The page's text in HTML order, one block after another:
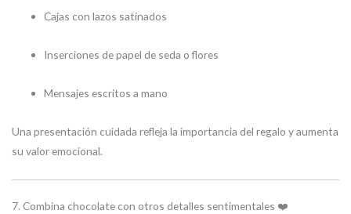
Cajas con lazos satinados
Inserciones de papel de seda o flores
Mensajes escritos a mano
Una presentación cuidada refleja la importancia del regalo y aumenta
su valor emocional.
7. Combina chocolate con otros detalles sentimentales ❤️